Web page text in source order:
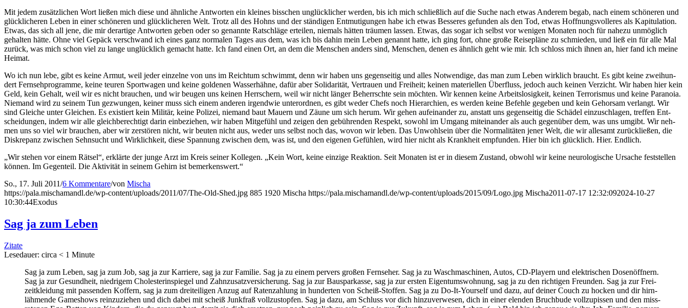
Mit jedem zusätz­li­chen Wort lie­ßen mich die­se und ähn­li­che Ant­wor­ten ein klei­nes biss­chen unglück­li­cher wer­den, bis ich mich schließ­lich auf die Suche nach etwas Ande­rem begab, nach einem schö­ne­ren und
glück­li­che­ren Leben in einer schö­ne­ren und glück­li­che­ren Welt. Trotz all des Hohns und der stän­di­gen Ent­mu­ti­gun­gen habe ich etwas Bes­se­res gefun­den als den Tod, etwas Hoff­nungs­vol­le­res als Kapi­tu­la­ti­on.
Etwas, das sich all jene, die mir der­ar­ti­ge Ant­wor­ten geben oder so genann­te Rat­schlä­ge ertei­len, nie­mals hät­ten träu­men las­sen. Etwas, das sogar ich selbst vor weni­gen Mona­ten noch für nahe­zu unmög­lich
gehal­ten hät­te. Ohne viel Gepäck ver­schwand ich eines ganz nor­ma­len Tages aus dem, was ich bis dahin mein Leben genannt hat­te, ich ging fort, ohne gro­ße Rei­se­plä­ne zu schmie­den, und ließ ein für alle Mal
zurück, was mich schon viel zu lan­ge unglück­lich gemacht hat­te. Ich fand einen Ort, an dem die Men­schen anders sind, Men­schen, denen es ähn­lich geht wie mir. Ich schloss mich ihnen an, hier fand ich mei­ne
Heimat.
Wo ich nun lebe, gibt es kei­ne Armut, weil jeder ein­zel­ne von uns im Reich­tum schwimmt, denn wir haben uns gegen­sei­tig und alles Not­wen­di­ge, das man zum Leben wirk­lich braucht. Es gibt kei­ne zwei­hun­
dert Fern­seh­pro­gram­me, kei­ne teu­ren Sport­wa­gen und kei­ne gol­de­nen Was­ser­häh­ne, dafür aber Soli­da­ri­tät, Ver­trau­en und Frei­heit; kei­nen mate­ri­el­len Über­fluss, jedoch auch kei­nen Ver­zicht. Wir haben hier kein
Geld, kein Gehalt, weil wir es nicht brau­chen, und wir beu­gen uns kei­nen Herr­schern, weil wir nicht län­ger Beherrsch­te sein möch­ten. Wir ken­nen kei­ne Arbeits­lo­sig­keit, kei­nen Ter­ro­ris­mus und kei­ne Para­noia.
Nie­mand wird zu sei­nem Tun gezwun­gen, kei­ner muss sich einem ande­ren irgend­wie unter­ord­nen, es gibt weder Chefs noch Hier­ar­chien, es wer­den kei­ne Befeh­le gege­ben und kein Gehor­sam ver­langt. Wir
sind Glei­che unter Glei­chen. Es exis­tiert kein Mili­tär, kei­ne Poli­zei, nie­mand baut Mau­ern und Zäu­ne um sich her­um. Wir gehen auf­ein­an­der zu, anstatt uns gegen­sei­tig die Schä­del ein­zu­schla­gen, tref­fen Ent­
schei­dun­gen, indem wir alle gleich­be­rech­tigt dar­in ein­be­zie­hen, wir haben Mit­ge­fühl und zei­gen den gebüh­ren­den Respekt, sowohl im Umgang mit­ein­an­der als auch gegen­über dem, was uns umgibt. Wir neh­
men uns so viel wir brau­chen, aber wir zer­stö­ren nicht, wir beu­ten nicht aus, weder uns selbst noch das, wovon wir leben. Das Unwohl­sein über die Nor­ma­li­tä­ten jener Welt, die wir alle­samt zurück­lie­ßen, die
Dis­kre­panz zwi­schen Sehn­sucht und Wirk­lich­keit, die­se Span­nung zwi­schen dem, was ist, und den eige­nen Gefüh­len, wird hier nicht als Krank­heit emp­fun­den. Hier bin ich glück­lich. Hier. Endlich.
„Wir ste­hen vor einem Rät­sel“, erklär­te der jun­ge Arzt im Kreis sei­ner Kol­le­gen. „Kein Wort, kei­ne ein­zi­ge Reak­ti­on. Seit Mona­ten ist er in die­sem Zustand, obwohl wir kei­ne neu­ro­lo­gi­sche Ursa­che fest­stel­len
kön­nen. Im Gegen­teil. Die Akti­vi­tät in sei­nem Gehirn ist bemerkenswert.“
So., 17. Juli 2011/6 Kommentare/von Mischa
https://pala.mischamandl.de/wp-content/uploads/2011/07/The-Old-Shed.jpg 885 1920 Mischa https://pala.mischamandl.de/wp-content/uploads/2015/09/Logo.jpg Mischa2011-07-17 12:32:092024-10-27
10:30:44Exodus
Sag ja zum Leben
Zitate
Lese­dau­er: cir­ca < 1 Minu­te
Sag ja zum Leben, sag ja zum Job, sag ja zur Kar­rie­re, sag ja zur Fami­lie. Sag ja zu einem per­vers gro­ßen Fern­se­her. Sag ja zu Wasch­ma­schi­nen, Autos, CD-Play­ern und elek­tri­schen Dosen­öff­nern.
Sag ja zur Gesund­heit, nied­ri­gem Cho­le­ste­rin­spie­gel und Zahn­zu­satz­ver­si­che­rung. Sag ja zur Bau­spar­kas­se, sag ja zur ers­ten Eigen­tums­woh­nung, sag ja zu den rich­ti­gen Freun­den. Sag ja zur Frei­
zeit­klei­dung mit pas­sen­den Kof­fern, sag ja zum drei­tei­li­gen Anzug auf Raten­zah­lung in hun­der­ten von Scheiß-Stof­fen. Sag ja zu Do-It-Yours­elf und dazu, auf dei­ner Couch zu hocken und dir hirn­
läh­men­de Game­shows rein­zu­zie­hen und dich dabei mit scheiß Junk­fraß voll­zu­stop­fen. Sag ja dazu, am Schluss vor dich hin­zu­ver­we­sen, dich in einer elen­den Bruch­bu­de voll­zu­pis­sen und den miss­